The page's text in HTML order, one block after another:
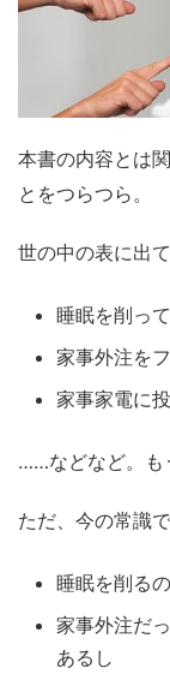
本書の内容とは
とをつらつら。
世の中の表に出
睡眠を削っ
家事外注を
家事家電に
……などなど。も
ただ、今の常識
睡眠を削る
家事外注だ
あるし